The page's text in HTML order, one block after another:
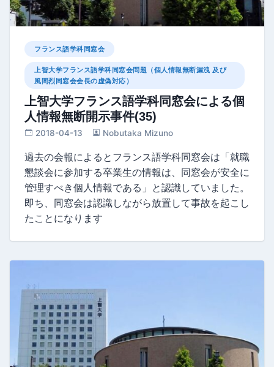
フランス語学科同窓会
上智大学フランス語学科同窓会問題（個人情報無断漏洩 及び
風間烈同窓会会長の虚偽対応）
上智大学フランス語学科同窓会による個
人情報無断開示事件(35)
2018-04-13 Nobutaka Mizuno
過去の会報によるとフランス語学科同窓会は「就職
懇談会に参加する卒業生の情報は、同窓会が安全に
管理すべき個人情報である」と認識していました。
即ち、同窓会は認識しながら放置して事故を起こし
たことになります